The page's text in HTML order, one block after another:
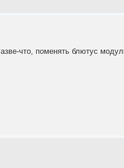
что, поменять блютус